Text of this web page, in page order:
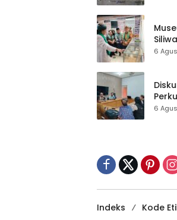
ASRI
6
6
Indeks Kode